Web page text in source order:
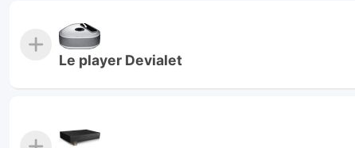
Le player Devialet